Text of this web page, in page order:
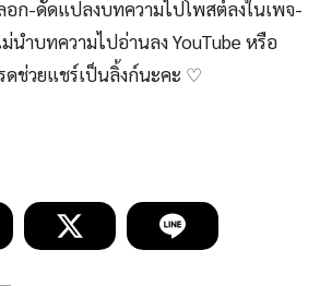
ก-ดัดแปลงบทความไปโพสต์ลงในเพจ-
นำบทความไปอ่านลง YouTube หรือ
ช่วยแชร์เป็นลิ้งก์นะคะ ♡